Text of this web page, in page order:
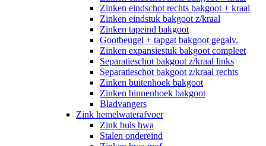
Zinken eindschot rechts bakgoot + kraal
Zinken eindstuk bakgoot z/kraal
Zinken tapeind bakgoot
Gootbeugel + tapgat bakgoot gegalv.
Zinken expansiestuk bakgoot compleet
Separatieschot bakgoot z/kraal links
Separatieschot bakgoot z/kraal rechts
Zinken buitenhoek bakgoot
Zinken binnenhoek bakgoot
Bladvangers
Zink hemelwaterafvoer
Zink buis hwa
Stalen ondereind